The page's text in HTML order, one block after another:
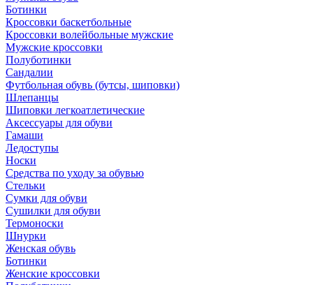
Ботинки
Кроссовки баскетбольные
Кроссовки волейбольные мужские
Мужские кроссовки
Полуботинки
Сандалии
Футбольная обувь (бутсы, шиповки)
Шлепанцы
Шиповки легкоатлетические
Аксессуары для обуви
Гамаши
Ледоступы
Носки
Средства по уходу за обувью
Стельки
Сумки для обуви
Сушилки для обуви
Термоноски
Шнурки
Женская обувь
Ботинки
Женские кроссовки